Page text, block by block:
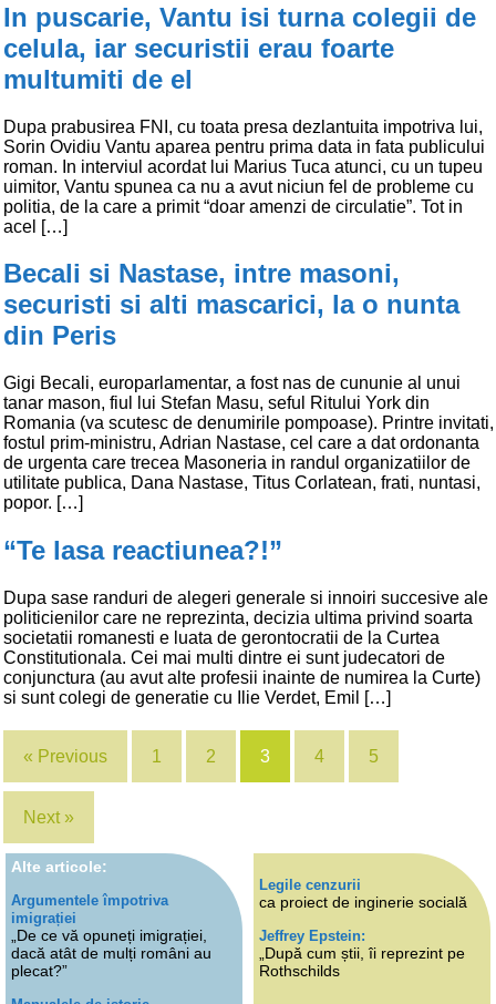
In puscarie, Vantu isi turna colegii de
celula, iar securistii erau foarte
multumiti de el
Dupa prabusirea FNI, cu toata presa dezlantuita impotriva lui,
Sorin Ovidiu Vantu aparea pentru prima data in fata publicului
roman. In interviul acordat lui Marius Tuca atunci, cu un tupeu
uimitor, Vantu spunea ca nu a avut niciun fel de probleme cu
politia, de la care a primit “doar amenzi de circulatie”. Tot in
acel […]
Becali si Nastase, intre masoni,
securisti si alti mascarici, la o nunta
din Peris
Gigi Becali, europarlamentar, a fost nas de cununie al unui
tanar mason, fiul lui Stefan Masu, seful Ritului York din
Romania (va scutesc de denumirile pompoase). Printre invitati,
fostul prim-ministru, Adrian Nastase, cel care a dat ordonanta
de urgenta care trecea Masoneria in randul organizatiilor de
utilitate publica, Dana Nastase, Titus Corlatean, frati, nuntasi,
popor. […]
“Te lasa reactiunea?!”
Dupa sase randuri de alegeri generale si innoiri succesive ale
politicienilor care ne reprezinta, decizia ultima privind soarta
societatii romanesti e luata de gerontocratii de la Curtea
Constitutionala. Cei mai multi dintre ei sunt judecatori de
conjunctura (au avut alte profesii inainte de numirea la Curte)
si sunt colegi de generatie cu Ilie Verdet, Emil […]
« Previous 1 2 3 4 5
Next »
Alte articole:
Argumentele împotriva
imigrației
„De ce vă opuneți imigrației,
dacă atât de mulți români au
plecat?”
Legile cenzurii
ca proiect de inginerie socială
Jeffrey Epstein:
„După cum știi, îi reprezint pe
Rothschilds